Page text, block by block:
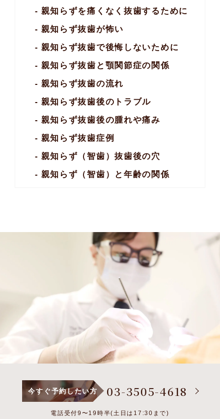
親知らずを痛くなく抜歯するために
親知らず抜歯が怖い
親知らず抜歯で後悔しないために
親知らず抜歯と顎関節症の関係
親知らず抜歯の流れ
親知らず抜歯後の トラブル
親知らず抜歯後の腫れや痛み
親知らず抜歯症例
親知らず（智歯）抜歯後の穴
親知らず（智歯）と年齢の関係
今すぐ予約したい方 03-3505-4618
電話受付9〜19時半(土日は17:30まで)